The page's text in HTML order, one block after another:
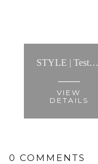
STYLE | Testemunho: “...ajudou-me a criar looks infinitos, mostrou-me a melhor maneira de usar cada tipo de roupa e fez com que conseguisse criar um estilo..."
VIEW
DETAILS
0 COMMENTS